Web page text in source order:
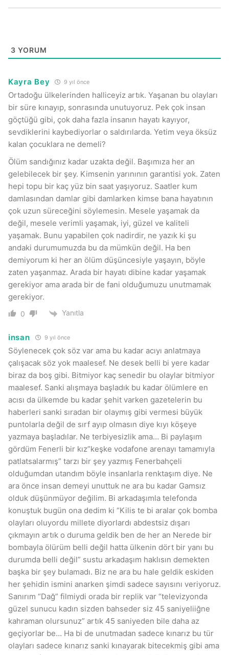
3 YORUM
Kayra Bey 9 yıl önce
Ortadoğu ülkelerinden halliceyiz artık. Yaşanan bu olayları
bir süre kınayıp, sonrasında unutuyoruz. Pek çok insan
göçtüğü gibi, çok daha fazla insanın hayatı kayıyor,
sevdiklerini kaybediyorlar o saldırılarda. Yetim veya öksüz
kalan çocuklara ne demeli?
Ölüm sandığınız kadar uzakta değil. Başımıza her an
gelebilecek bir şey. Kimsenin yarınının garantisi yok. Zaten
hepi topu bir kaç yüz bin saat yaşıyoruz. Saatler kum
damlasından damlar gibi damlarken kimse bana hayatının
çok uzun süreceğini söylemesin. Mesele yaşamak da
değil, mesele verimli yaşamak, iyi, güzel ve kaliteli
yaşamak. Bunu yapabilen çok nadirdir, ne yazık ki şu
andaki durumumuzda bu da mümkün değil. Ha ben
demiyorum ki her an ölüm düşüncesiyle yaşayın, böyle
zaten yaşanmaz. Arada bir hayatı dibine kadar yaşamak
gerekiyor ama arada bir de fani olduğumuzu unutmamak
gerekiyor.
0 Yanıtla
insan 9 yıl önce
Söylenecek çok söz var ama bu kadar acıyı anlatmaya
çalışacak söz yok maalesef. Ne desek belli bi yere kadar
biraz da boş gibi. Bitmiyor kaç senedir bu olaylar bitmiyor
maalesef. Sanki alışmaya başladık bu kadar ölümlere en
acısı da ülkemde bu kadar şehit varken gazetelerin bu
haberleri sanki sıradan bir olaymış gibi vermesi büyük
puntolarla değil de sırf ayıp olmasın diye kıyı köşeye
yazmaya başladılar. Ne terbiyesizlik ama… Bi paylaşım
gördüm Fenerli bir kız”keşke vodafone arenayı tamamıyla
patlatsalarmış” tarzı bir şey yazmış Fenerbahçeli
olduğumdan utandım böyle insanlarla renktaşım diye. Ne
ara önce insan demeyi unuttuk ne ara bu kadar Gamsız
olduk düşünmüyor değilim. Bi arkadaşımla telefonda
konuştuk bugün ona dedim ki “Kilis te bi aralar çok bomba
olayları oluyordu millete diyorlardı abdestsiz dışarı
çıkmayın artık o duruma geldik ben de her an Nerede bir
bombayla ölürüm belli değil hatta ülkenin dört bir yanı bu
durumda belli değil” sustu arkadaşım haklısın demekten
başka bir şey bulamadı. Biz ne ara bu hale geldik eskiden
her şehidin ismini anarken şimdi sadece sayısını veriyoruz.
Sanırım “Dağ” filmiydi orada bir replik var “televizyonda
güzel sunucu kadın sizden bahseder siz 45 saniyeliiğne
kahraman olursunuz” artık 45 saniyeden bile daha az
geçiyorlar be… Ha bi de unutmadan sadece kınarız bu tür
olayları sadece kınarız sanki kınayarak bitecekmiş gibi ama